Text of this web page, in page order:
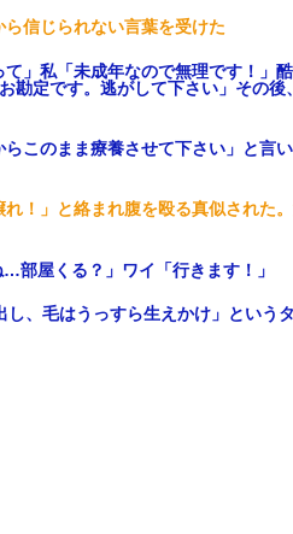
信じられない言葉を受けた
」私「未成年なので無理です！」
勘定です。逃がして下さい」その後
このまま療養させて下さい」と言
！」と絡まれ腹を殴る真似された
部屋くる？」ワイ「行きます！」
し、毛はうっすら生えかけ」という